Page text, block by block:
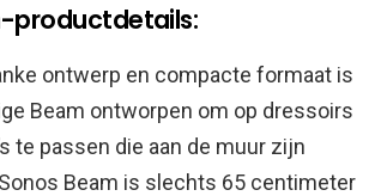
productdetails:
ontwerp en compacte formaat is
Beam ontworpen om op dressoirs
te passen die aan de muur zijn
Beam is slechts 65 centimeter